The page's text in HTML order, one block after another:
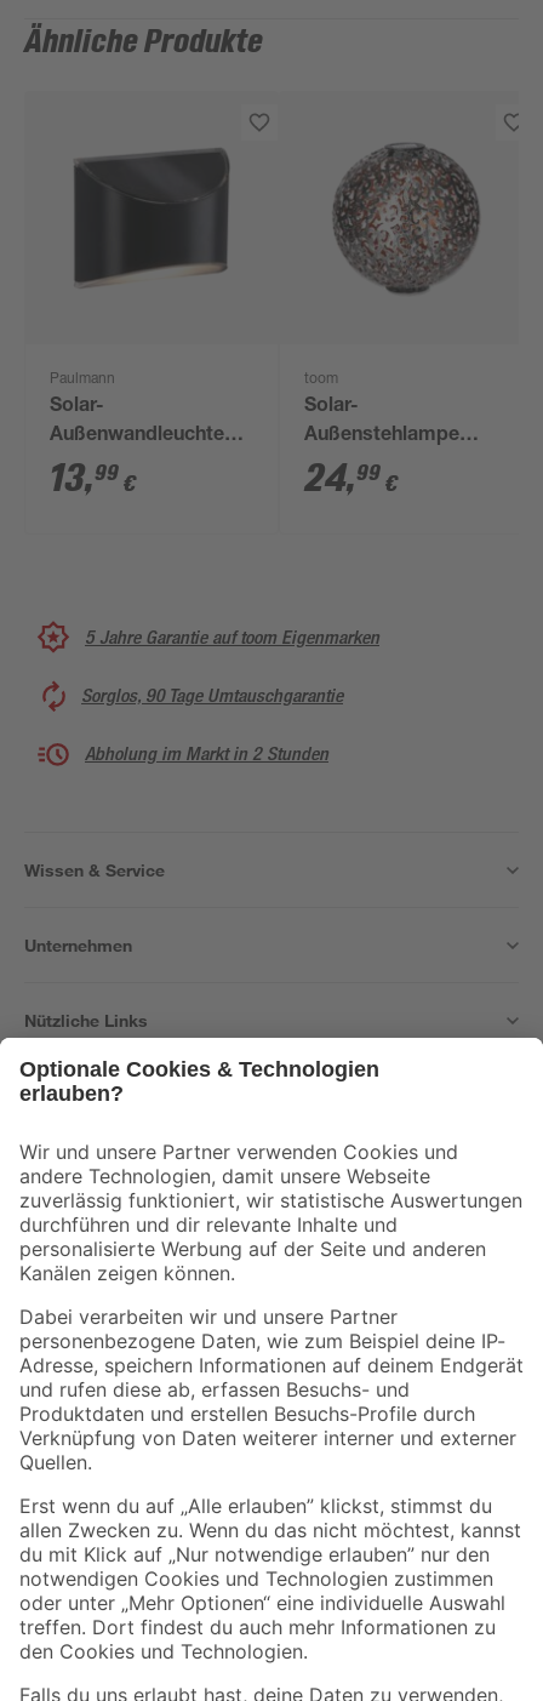
Ähnliche Produkte
Paulmann
Solar-
Außenwandleuchte
'Elliot' 5 lm 10 x 8 x
5,3 cm
13,99 €
toom
Solar-
Außenstehlampe
'Antik' 5 lm
neutralweiß IP 44 Ø
24,99 €
5 Jahre Garantie auf toom Eigenmarken
Sorglos, 90 Tage Umtauschgarantie
Abholung im Markt in 2 Stunden
Wissen & Service
Unternehmen
Nützliche Links
Der toom Newsletter: Keine Angebote und Aktionen mehr verpassen!
Zur Newsletter Anmeldung
Folge uns
Zahlungsarten Versandarten
Sicher einkaufen
Jetzt die toom-App herunterladen